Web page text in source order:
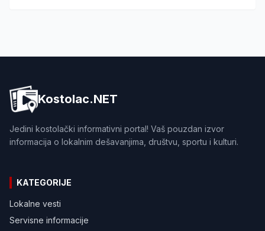
Kostolac.NET
Jedini kostolački informativni portal! Vaš pouzdan izvor
informacija o lokalnim dešavanjima, društvu, sportu i kulturi.
KATEGORIJE
Lokalne vesti
Servisne informacije